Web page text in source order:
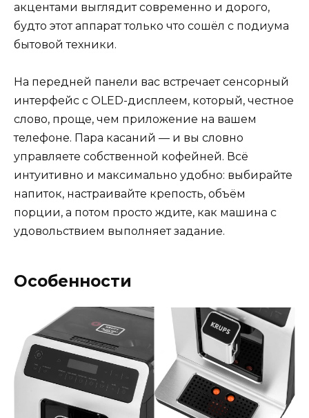
акцентами выглядит современно и дорого,
будто этот аппарат только что сошёл с подиума
бытовой техники.
На передней панели вас встречает сенсорный
интерфейс с OLED-дисплеем, который, честное
слово, проще, чем приложение на вашем
телефоне. Пара касаний — и вы словно
управляете собственной кофейней. Всё
интуитивно и максимально удобно: выбирайте
напиток, настраивайте крепость, объём
порции, а потом просто ждите, как машина с
удовольствием выполняет задание.
Особенности